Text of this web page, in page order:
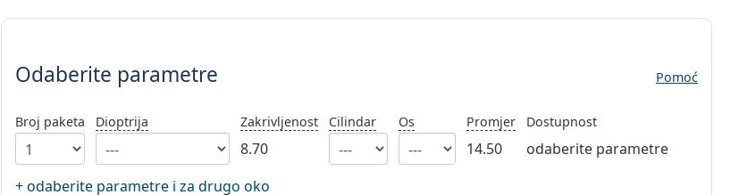
Odaberite parametre
Odaberite parametre Pomoć
Broj paketa Dioptrija Zakrivljenost
8.70
Cilindar Os Promjer
14.50
Dostupnost
odaberite parametre
+ odaberite parametre i za drugo oko